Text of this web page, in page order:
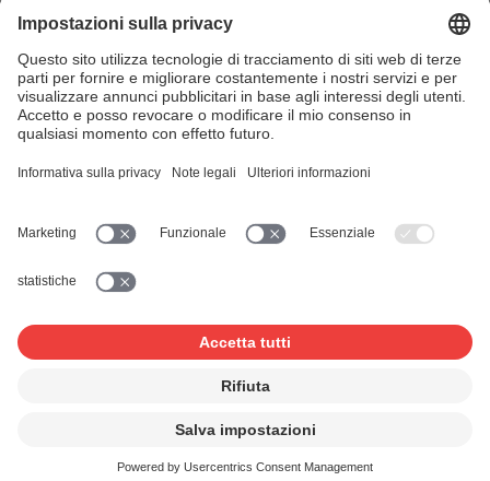
Sconti per clienti con contratto e
membri di un’associazione di
categoria
Se stipulate un contratto con la SUISA per le vostre
di un ribasso fino al 25%. Come membro di
ulteriore ribasso del 10%.
Trovate maggiori informazioni nella
essere desunto dalla tabella di calcolo (
da 410 persone).